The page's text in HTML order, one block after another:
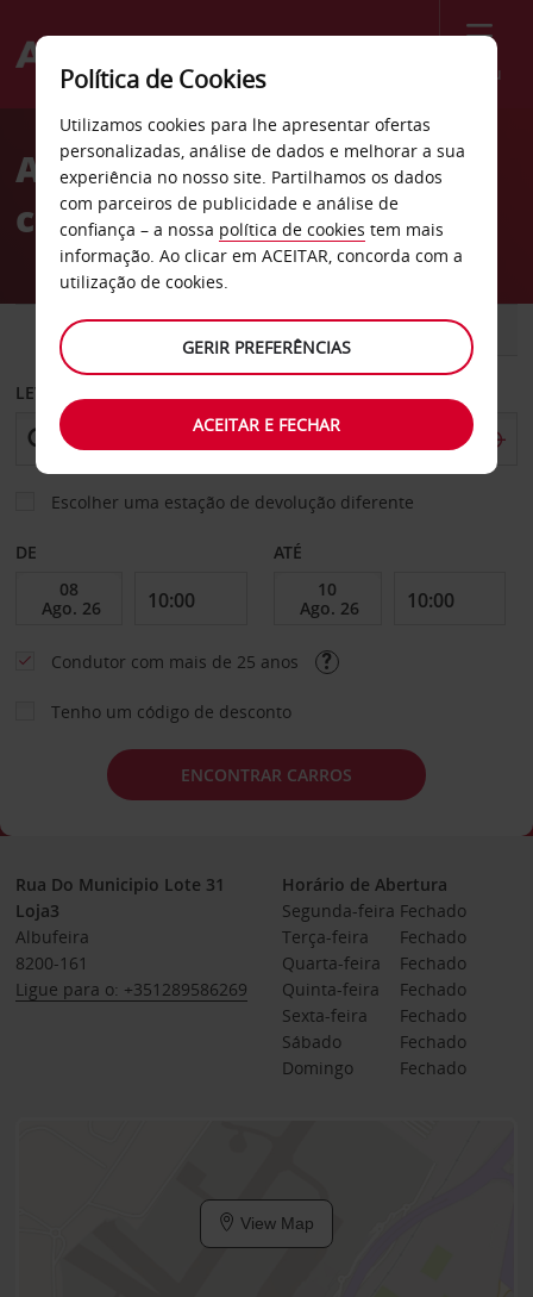
Menu
Welcome
AvisAluguer de
carros Albufeira
CARRO COMERCIAIS
LEVANTAR EM
Escolher uma estação de devolução diferente
DE ATÉ
Condutor com mais de 25 anos
Tenho um código de desconto
ENCONTRAR CARROS
Rua Do Municipio Lote 31
Loja3
Albufeira
8200-161
Ligue para o: +351289586269
Horário de Abertura
Segunda-feira Fechado
Terça-feira
Fechado
Quarta-feira
Fechado
Quinta-feira
Fechado
Sexta-feira
Fechado
Sábado
Fechado
Domingo
Fechado
View Map
Política de Cookies
Utilizamos cookies para lhe apresentar ofertas
personalizadas, análise de dados e melhorar a sua
experiência no nosso site. Partilhamos os dados
com parceiros de publicidade e análise de
confiança – a nossa política de cookies tem mais
informação. Ao clicar em ACEITAR, concorda com a
utilização de cookies.
GERIR PREFERÊNCIAS
ACEITAR E FECHAR